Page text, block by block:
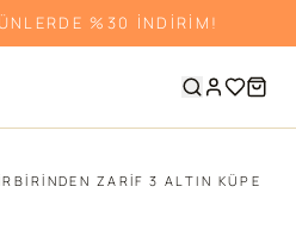
%30 İNDİRİM!
ZARIF 3 ALTIN KÜPE